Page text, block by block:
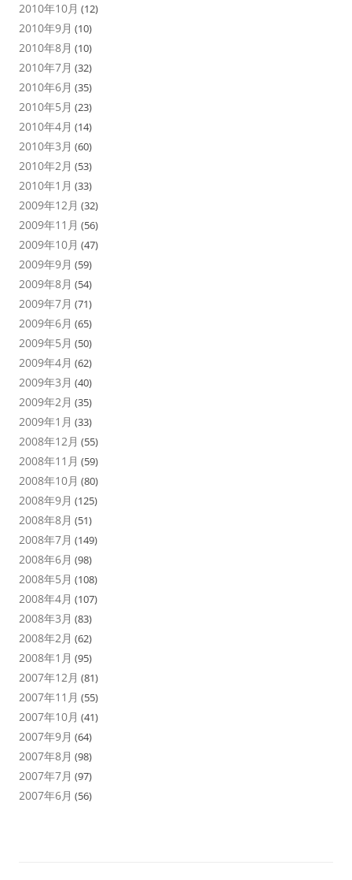
2010年10月 (12)
2010年9月 (10)
2010年8月 (10)
2010年7月 (32)
2010年6月 (35)
2010年5月 (23)
2010年4月 (14)
2010年3月 (60)
2010年2月 (53)
2010年1月 (33)
2009年12月 (32)
2009年11月 (56)
2009年10月 (47)
2009年9月 (59)
2009年8月 (54)
2009年7月 (71)
2009年6月 (65)
2009年5月 (50)
2009年4月 (62)
2009年3月 (40)
2009年2月 (35)
2009年1月 (33)
2008年12月 (55)
2008年11月 (59)
2008年10月 (80)
2008年9月 (125)
2008年8月 (51)
2008年7月 (149)
2008年6月 (98)
2008年5月 (108)
2008年4月 (107)
2008年3月 (83)
2008年2月 (62)
2008年1月 (95)
2007年12月 (81)
2007年11月 (55)
2007年10月 (41)
2007年9月 (64)
2007年8月 (98)
2007年7月 (97)
2007年6月 (56)